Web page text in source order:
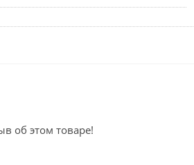
об этом товаре!